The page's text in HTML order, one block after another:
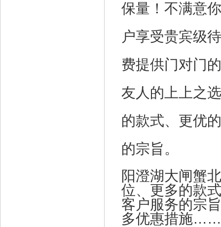
保量！不满意
户享受贵宾级
费提供门对门
友人的上上之
的款式、更优
的宗旨。
阳澄湖大闸蟹
位、更多的款
客户服务的宗
多优惠措施……